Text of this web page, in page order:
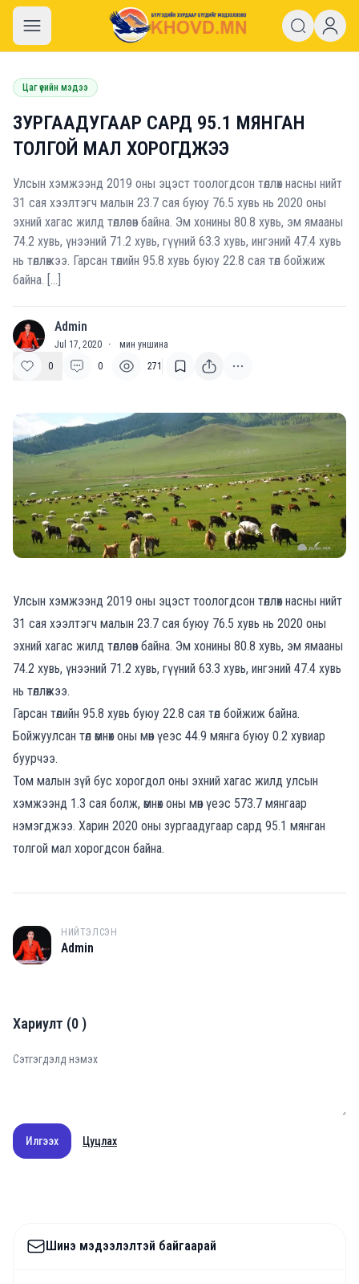
khovd.mn
Цаг үеийн мэдээ
ЗУРГААДУГААР САРД 95.1 МЯНГАН
ТОЛГОЙ МАЛ ХОРОГДЖЭЭ
Улсын хэмжээнд 2019 оны эцэст тоологдсон төллөх насны нийт
31 сая хээлтэгч малын 23.7 сая буюу 76.5 хувь нь 2020 оны
эхний хагас жилд төллөсөн байна. Эм хонины 80.8 хувь, эм ямааны
74.2 хувь, үнээний 71.2 хувь, гүүний 63.3 хувь, ингэний 47.4 хувь
нь төллөжээ. Гарсан төлийн 95.8 хувь буюу 22.8 сая төл бойжиж
байна. […]
A Admin
Jul 17, 2020 ·
мин уншина
0
0 271
Улсын хэмжээнд 2019 оны эцэст тоологдсон төллөх насны нийт
31 сая хээлтэгч малын 23.7 сая буюу 76.5 хувь нь 2020 оны
эхний хагас жилд төллөсөн байна. Эм хонины 80.8 хувь, эм ямааны
74.2 хувь, үнээний 71.2 хувь, гүүний 63.3 хувь, ингэний 47.4 хувь
нь төллөжээ.
Гарсан төлийн 95.8 хувь буюу 22.8 сая төл бойжиж байна.
Бойжуулсан төл өмнөх оны мөн үеэс 44.9 мянга буюу 0.2 хувиар
буурчээ.
Том малын зүй бус хорогдол оны эхний хагас жилд улсын
хэмжээнд 1.3 сая болж, өмнөх оны мөн үеэс 573.7 мянгаар
нэмэгджээ. Харин 2020 оны зургаадугаар сард 95.1 мянган
толгой мал хорогдсон байна.
A
НИЙТЭЛСЭН
Admin
Хариулт (0)
Илгээх Цуцлах
Шинэ мэдээлэлтэй байгаарай